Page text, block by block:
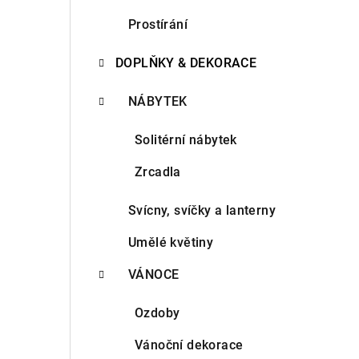
Prostírání
DOPLŇKY & DEKORACE
NÁBYTEK
Solitérní nábytek
Zrcadla
Svícny, svíčky a lanterny
Umělé květiny
VÁNOCE
Ozdoby
Vánoční dekorace